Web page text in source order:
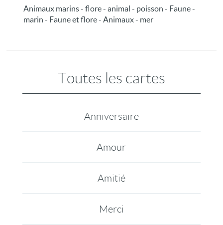
Animaux marins - flore - animal - poisson - Faune -
marin - Faune et flore - Animaux - mer
Toutes les cartes
Anniversaire
Amour
Amitié
Merci